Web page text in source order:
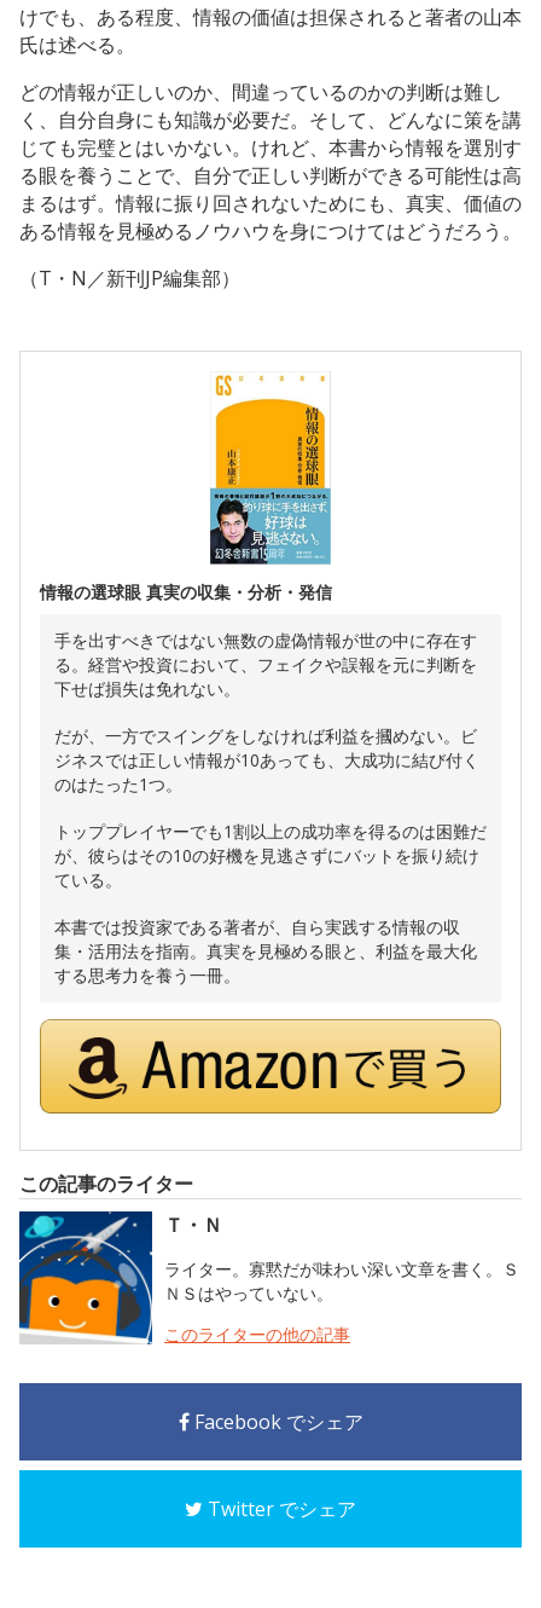
けでも、ある程度、情報の価値は担保されると著者の山本
氏は述べる。
どの情報が正しいのか、間違っているのかの判断は難し
く、自分自身にも知識が必要だ。そして、どんなに策を講
じても完璧とはいかない。けれど、本書から情報を選別す
る眼を養うことで、自分で正しい判断ができる可能性は高
まるはず。情報に振り回されないためにも、真実、価値の
ある情報を見極めるノウハウを身につけてはどうだろう。
（T・N／新刊JP編集部）
情報の選球眼 真実の収集・分析・発信
手を出すべきではない無数の虚偽情報が世の中に存在す
る。経営や投資において、フェイクや誤報を元に判断を
下せば損失は免れない。
だが、一方でスイングをしなければ利益を摑めない。ビ
ジネスでは正しい情報が10あっても、大成功に結び付く
のはたった1つ。
トッププレイヤーでも1割以上の成功率を得るのは困難だ
が、彼らはその10の好機を見逃さずにバットを振り続け
ている。
本書では投資家である著者が、自ら実践する情報の収
集・活用法を指南。真実を見極める眼と、利益を最大化
する思考力を養う一冊。
この記事のライター
Ｔ・Ｎ
ライター。寡黙だが味わい深い文章を書く。Ｓ
ＮＳはやっていない。
このライターの他の記事
Facebook でシェア
Twitter でシェア